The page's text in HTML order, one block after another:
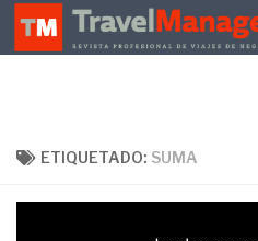
Debajo del contenido
ETIQUETADO: SUMA